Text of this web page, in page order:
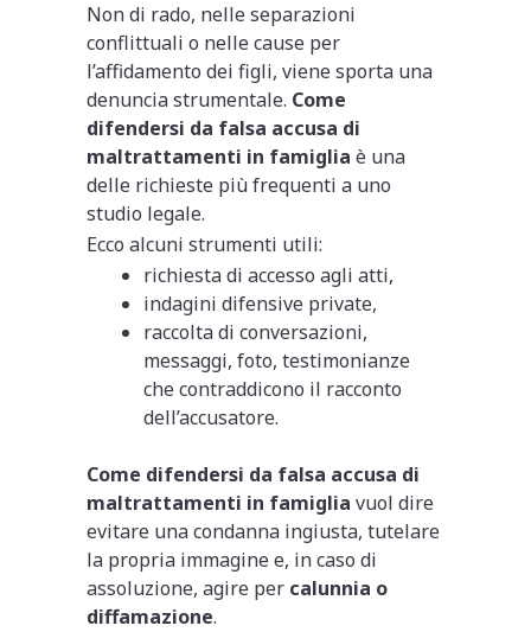
Non di rado, nelle separazioni
conflittuali o nelle cause per
l’affidamento dei figli, viene sporta una
denuncia strumentale. Come
difendersi da falsa accusa di
maltrattamenti in famiglia è una
delle richieste più frequenti a uno
studio legale.
Ecco alcuni strumenti utili:
richiesta di accesso agli atti,
indagini difensive private,
raccolta di conversazioni,
messaggi, foto, testimonianze
che contraddicono il racconto
dell’accusatore.
Come difendersi da falsa accusa di
maltrattamenti in famiglia vuol dire
evitare una condanna ingiusta, tutelare
la propria immagine e, in caso di
assoluzione, agire per calunnia o
diffamazione.